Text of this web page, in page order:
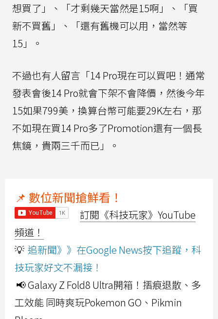
想買了」、「才剩幾天當然是15啊」、「買
新不買舊」、「還有舊機可以用，當然等
15」。
不過也有人留言「14 Pro現在可以買吧！通常
發表會後14 Pro就會下架不會降價，然後今年
15如果799美，換算台幣可能要29K左右，那
不如現在買14 Pro多了Promotion還有一個長
焦鏡，貴兩三千而已」。
📌 數位新聞搶鮮看！
訂閱《科技玩家》YouTube
頻道！
💡 追新聞》》在Google News按下追蹤，科
技玩家好文不漏接！
📢 Galaxy Z Fold8 Ultra開箱！摺痕退散、多
工效能 同時爽玩Pokemon GO、Pikmin